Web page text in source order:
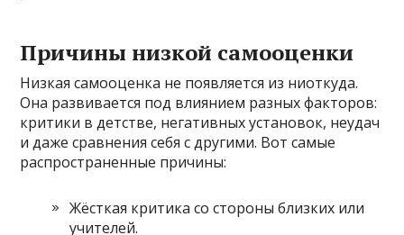
Причины низкой самооценки
Низкая самооценка не появляется из ниоткуда.
Она развивается под влиянием разных факторов:
критики в детстве, негативных установок, неудач
и даже сравнения себя с другими. Вот самые
распространенные причины:
Жёсткая критика со стороны близких или
учителей.